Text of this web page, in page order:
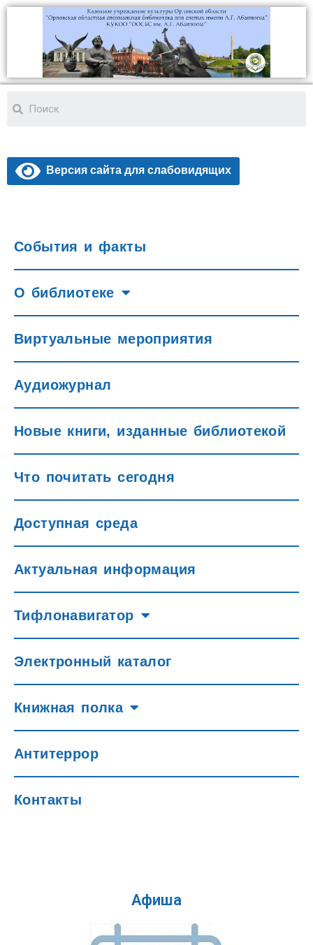
Версия сайта для слабовидящих
События и факты
О библиотеке
Виртуальные мероприятия
Аудиожурнал
Новые книги, изданные библиотекой
Что почитать сегодня
Доступная среда
Актуальная информация
Тифлонавигатор
Электронный каталог
Книжная полка
Антитеррор
Контакты
Афиша